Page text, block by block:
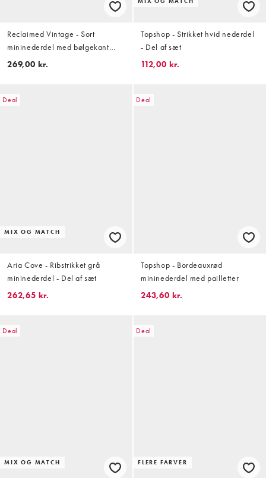
Reclaimed Vintage - Sort
mininederdel med bølgekant
med blonder i velour
269,00 kr.
Topshop - Strikket hvid nederdel
- Del af sæt
112,00 kr.
Deal
MIX OG MATCH
Aria Cove - Ribstrikket grå
mininederdel - Del af sæt
262,65 kr.
Deal
Topshop - Bordeauxrød
mininederdel med pailletter
243,60 kr.
Deal
MIX OG MATCH
Deal
FLERE FARVER